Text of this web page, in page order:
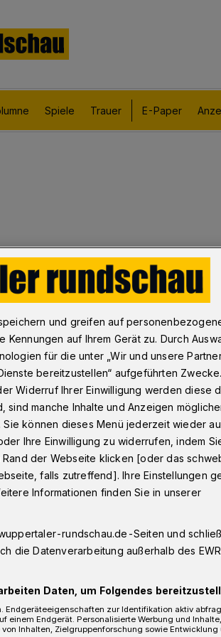
Spiele Trauer E-Paper
die Pforten
Sonntag
öffnen am
schönem Wetter.
und greifen auf
auf Ihrem Gerät zu. Durch
für die unter „Wir und unsere
bereitzustellen“ aufgeführten
Widerruf Ihrer Einwilligung werden diese
sind manche Inhalte und Anzeigen
Sie können dieses Menü jederzeit wieder
Ihre Einwilligung zu widerrufen, indem
Rand der Webseite klicken [oder das
falls zutreffend]. Ihre Einstellungen
Informationen finden Sie in unserer
rundschau.de-Seiten und
die Datenverarbeitung außerhalb des
Daten, um Folgendes
Endgeräteeigenschaften zur Identifikation aktiv
einem Endgerät. Personalisierte Werbung und
Inhalten, Zielgruppenforschung sowie Entwicklung